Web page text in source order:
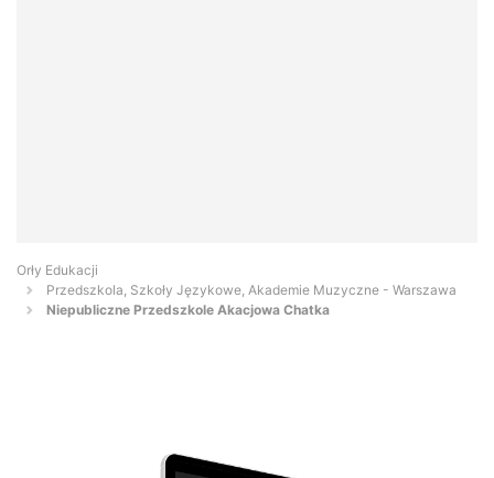
Orły Edukacji
Przedszkola, Szkoły Językowe, Akademie Muzyczne - Warszawa
Niepubliczne Przedszkole Akacjowa Chatka